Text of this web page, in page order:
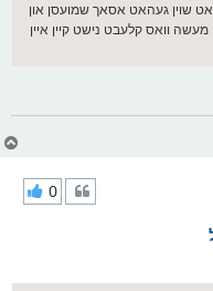
שוין געהאט אסאך שמועסן און
מעשה וואס קלעבט נישט קיין איין
0